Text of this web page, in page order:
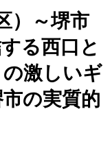
）～堺市
る西口と
激しいギ
の実質的